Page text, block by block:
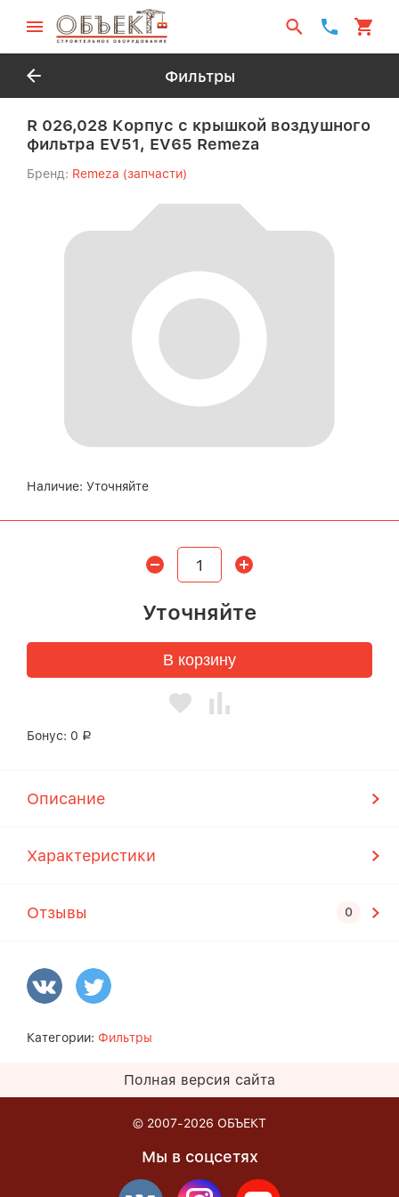
Фильтры
R 026,028 Корпус с крышкой воздушного
фильтра EV51, EV65 Remeza
Бренд: Remeza (запчасти)
Наличие: Уточняйте
Уточняйте
В корзину
Бонус: 0 Р
Описание
Характеристики
Отзывы
Категории: Фильтры
Полная версия сайта
© 2007-2026 ОБЪЕКТ
Мы в соцсетях